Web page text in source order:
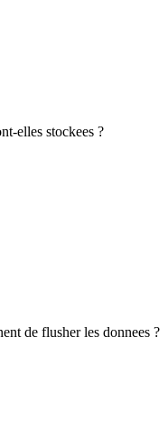
elles stockees ?
de flusher les donnees ?